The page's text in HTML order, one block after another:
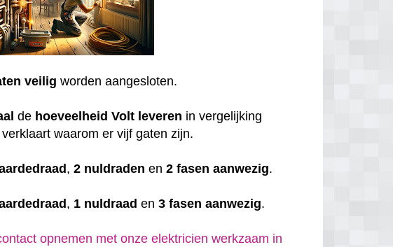
veilig worden aangesloten.
de hoeveelheid Volt leveren in vergelijking
waarom er vijf gaten zijn.
,2 nuldraden en2 fasen aanwezig.
, 1 nuldraad en3 fasen aanwezig.
opnemen met onze elektricien werkzaam in